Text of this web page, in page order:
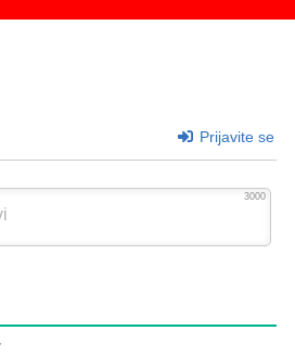
Prijavite se
3000